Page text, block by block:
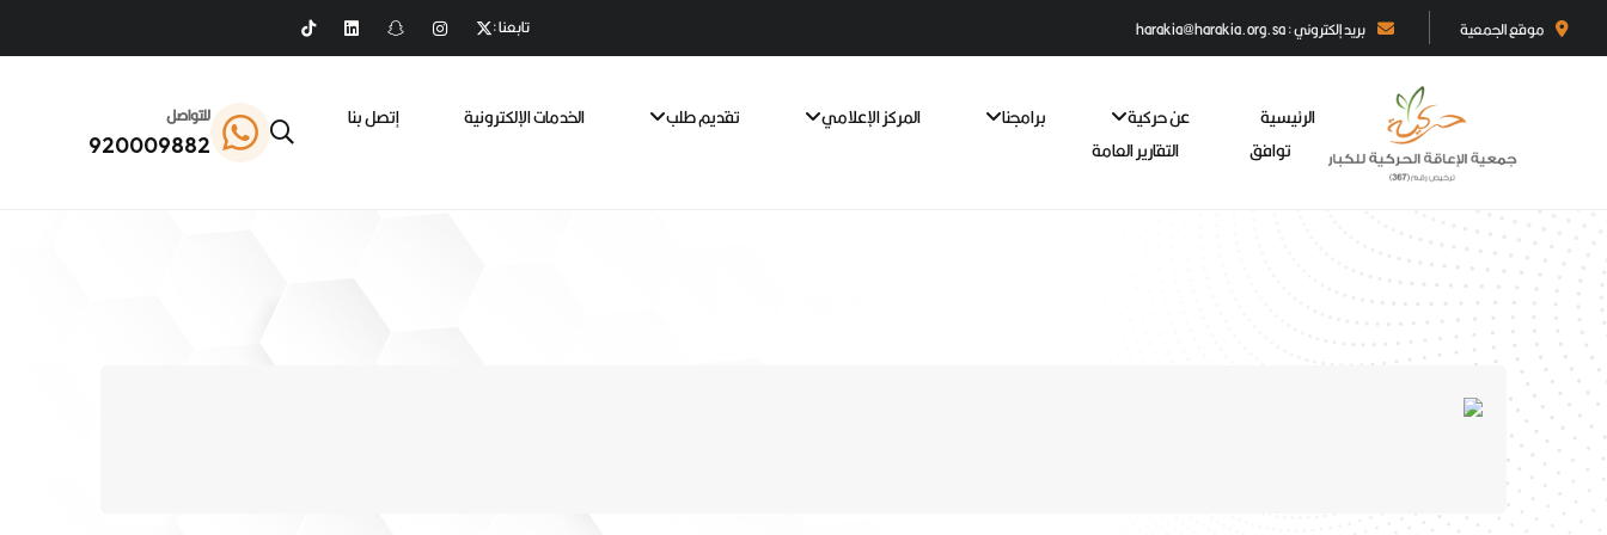
موقع الجمعية بريد إلكتروني : harakia@harakia.org.sa تابعنا :
الرئيسية عن حركية برامجنا المركز الإعلامي تقديم طلب الخدمات الإلكترونية
إتصل بنا
توافق
التقارير العامة
للتواصل
920009882